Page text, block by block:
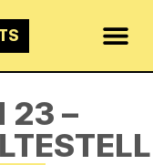
23 –